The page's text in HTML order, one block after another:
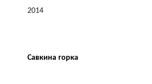
2014
Савкина горка